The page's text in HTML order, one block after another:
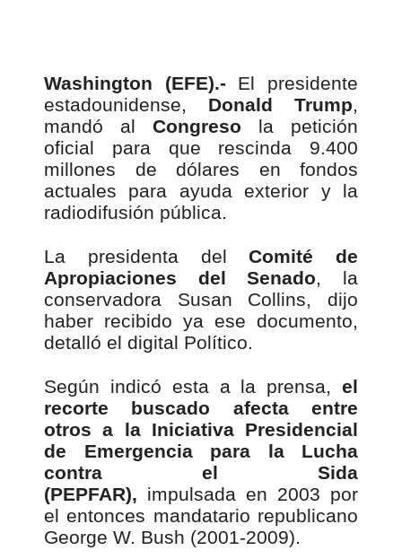
Washington (EFE).-El presidente
estadounidense, Donald Trump,
mandó al Congreso la petición
oficial para que rescinda 9.400
millones de dólares en fondos
actuales para ayuda exterior y la
radiodifusión pública.
La presidenta delComité de
Apropiaciones del Senado, la
conservadora Susan Collins, dijo
haber recibido ya ese documento,
detalló el digital Político.
Según indicó esta a la prensa, el
recorte buscado afecta entre
otros a la Iniciativa Presidencial
de Emergencia para la Lucha
contra el Sida
(PEPFAR), impulsada en 2003 por
el entonces mandatario republicano
George W. Bush (2001-2009).